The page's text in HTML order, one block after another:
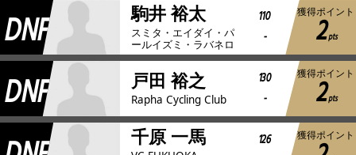
DNF 駒井 裕太
スミタ・エイダイ・パ
ールイズミ・ラバネロ
110
-
獲得ポイント
2pts
DNF 戸田 裕之
Rapha Cycling Club
130
-
獲得ポイント
2pts
千原 一馬
126
獲得ポイント